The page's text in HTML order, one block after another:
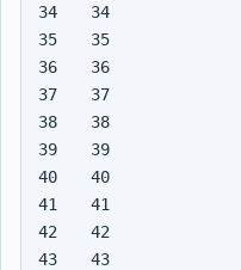
34
35
36
37
38
39
40
41
42
43
34
35
36
37
38
39
40
43